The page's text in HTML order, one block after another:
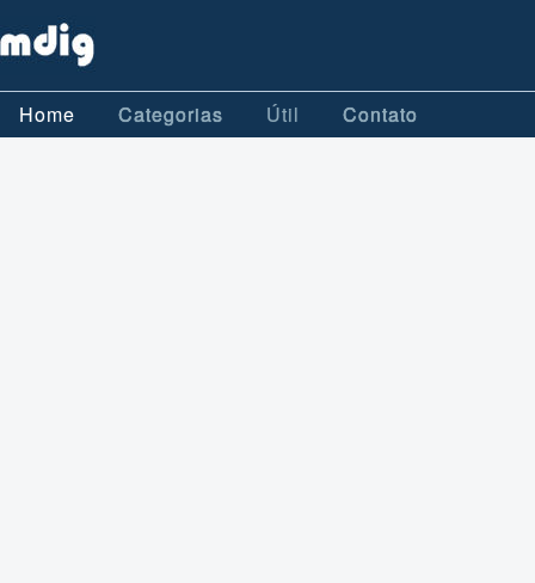
Home Categorias Útil Contato